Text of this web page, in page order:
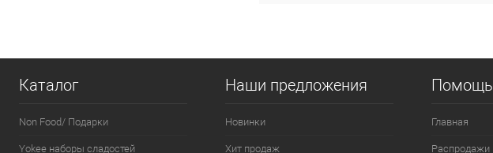
Каталог
Non Food/ Подарки
Yokee наборы сладостей
Наши предложения
Новинки
Хит продаж
Помощь
Главная
Распродажи